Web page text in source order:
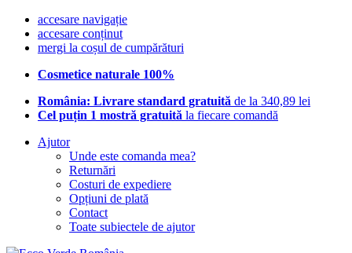
accesare navigație
accesare conținut
mergi la coșul de cumpărături
Cosmetice naturale 100%
România: Livrare standard gratuită de la 340,89 lei
Cel puțin 1 mostră gratuită la fiecare comandă
Ajutor
Unde este comanda mea?
Returnări
Costuri de expediere
Opțiuni de plată
Contact
Toate subiectele de ajutor